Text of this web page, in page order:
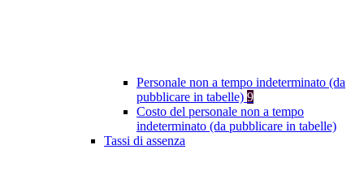
Personale non a tempo indeterminato (da
pubblicare in tabelle) 9
Costo del personale non a tempo
indeterminato (da pubblicare in tabelle)
Tassi di assenza